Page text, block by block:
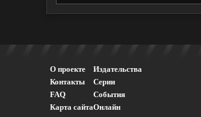
О проекте
Контакты
FAQ
Карта сайта
Издательства
Серии
События
Онлайн